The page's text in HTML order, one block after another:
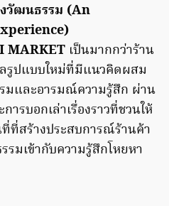
วัฒนธรรม (An
MARKET เป็นมากกว่าร้าน
รูปแบบใหม่ที่มีแนวคิดผสม
และอารมณ์ความรู้สึก ผ่าน
รบอกเล่าเรื่องราวที่ชวนให้
ที่สร้างประสบการณ์ร้านค้า
มเข้ากับความรู้สึกโหยหา